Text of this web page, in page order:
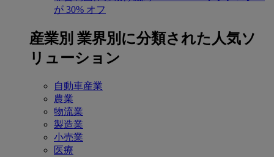
が 30% オフ
産業別 業界別に分類された人気ソ
リューション
自動車産業
農業
物流業
製造業
小売業
医療